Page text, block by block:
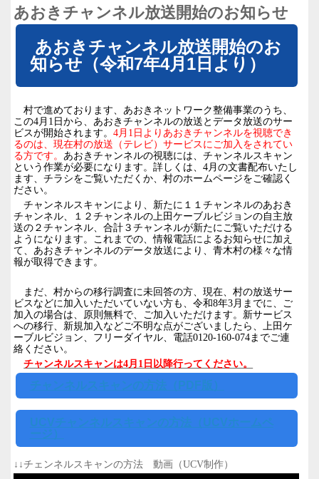
あおきチャンネル放送開始のお知らせ
あおきチャンネル放送開始のお
知らせ（令和7年4月1日より）
村で進めております、あおきネットワーク整備事業のうち、
この4月 1 日から、あおきチャンネルの放送とデータ放送のサー
ビスが開始されます。4月 1 日よりあおきチャンネルを視聴でき
るのは、現在村の放送（テレビ）サービスにご加入をされてい
る方です。あおきチャンネルの視聴には、チャンネルスキャン
という作業が必要になります。詳しくは、4月の文書配布いたし
ます、チラシをご覧いただくか、村のホームページをご確認く
ださい。
チャンネルスキャンにより、新たに１１チャンネルのあおき
チャンネル、１２チャンネルの上田ケーブルビジョンの自主放
送の２チャンネル、合計３チャンネルが新たにご覧いただける
ようになります。これまでの、情報電話によるお知らせに加え
て、あおきチャンネルのデータ放送により、青木村の様々な情
報が取得できます。
まだ、村からの移行調査に未回答の方、現在、村の放送サー
ビスなどに加入いただいていない方も、令和8年3月までに、ご
加入の場合は、原則無料で、ご加入いただけます。新サービス
への移行、新規加入などご不明な点がございましたら、上田ケ
ーブルビジョン、フリーダイヤル、電話0120-160-074までご連
絡ください。
チャンネルスキャンは4月1日以降行ってください。
チャンネルスキャンの方法（PDF版）
UCVチャンネルスキャンの方法（UCVホームペ
ージ）
↓↓チェンネルスキャンの方法 動画（UCV制作）